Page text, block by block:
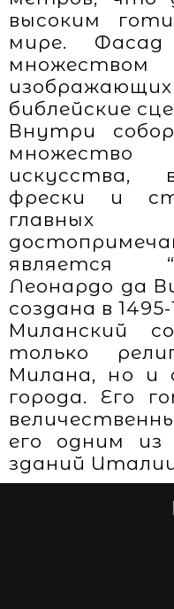
высоким
мире. Фасад
библейские
Внутри
искусства,
фрески и
главных
является
Леонардо да
создана в
Миланский
только
Милана, но и
города. Его
его одним из
зданий